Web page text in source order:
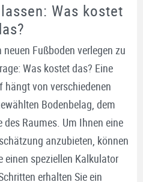
Was kostet
Fußboden verlegen zu
Was kostet das? Eine
von verschiedenen
Bodenbelag, dem
des Raumes. Um Ihnen eine
anzubieten, können
einen speziellen Kalkulator
erhalten Sie ein